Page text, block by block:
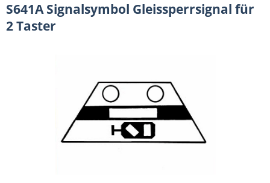
S641A Signalsymbol Gleissperrsignal für
2 Taster